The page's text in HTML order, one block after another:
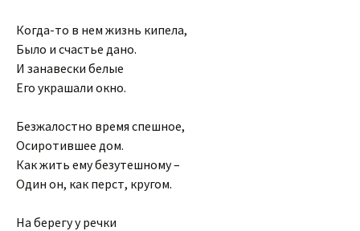
Когда-то в нем жизнь кипела,
Было и счастье дано.
И занавески белые
Его украшали окно.
Безжалостно время спешное,
Осиротившее дом.
Как жить ему безутешному –
Один он, как перст, кругом.
На берегу у речки